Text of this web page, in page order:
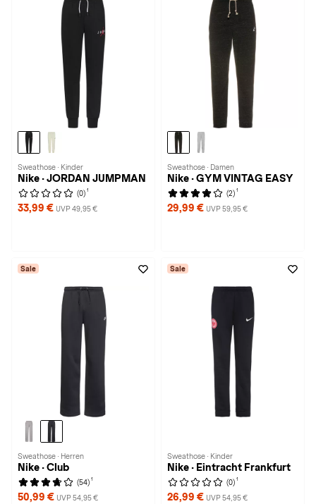
Sweathose · Kinder
Nike · JORDAN JUMPMAN
(0) 1
33,99 € UVP 49,95 €
Sweathose · Damen
Nike · GYM VINTAG EASY
(2) 1
29,99 € UVP 59,95 €
Sale
Sweathose · Herren
Nike · Club
(54) 1
50,99 € UVP 54,95 €
Sale
Sweathose · Kinder
Nike · Eintracht Frankfurt
(0) 1
26,99 € UVP 54,95 €